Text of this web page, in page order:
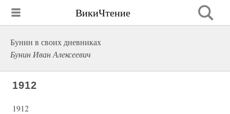
ВикиЧтение
Бунин в своих дневниках
Бунин Иван Алексеевич
1912
1912